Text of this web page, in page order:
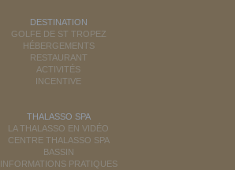
DESTINATION
GOLFE DE ST TROPEZ
HÉBERGEMENTS
RESTAURANT
ACTIVITÉS
INCENTIVE
THALASSO SPA
LA THALASSO EN VIDÉO
CENTRE THALASSO SPA
BASSIN
INFORMATIONS PRATIQUES